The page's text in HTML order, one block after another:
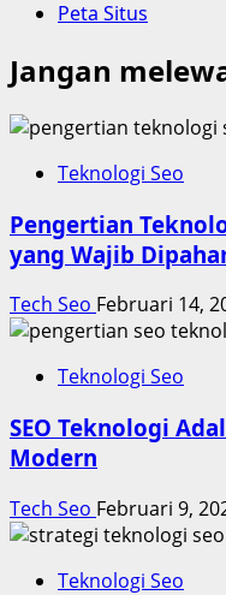
Peta Situs
Jangan
Teknologi Seo
Pengertian
yang Wajib
Tech Seo Februari 14,
Teknologi Seo
SEO Teknologi
Modern
Tech Seo Februari 9,
Teknologi Seo